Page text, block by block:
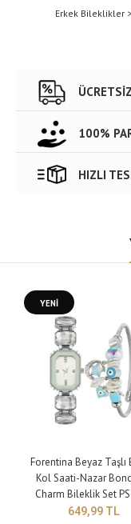
Erkek Bileklikler >
100%
HIZLI
YENİ
Forentina Beyaz Taşlı
Kol Saati-Nazar
Charm Bileklik Set
649,99 TL